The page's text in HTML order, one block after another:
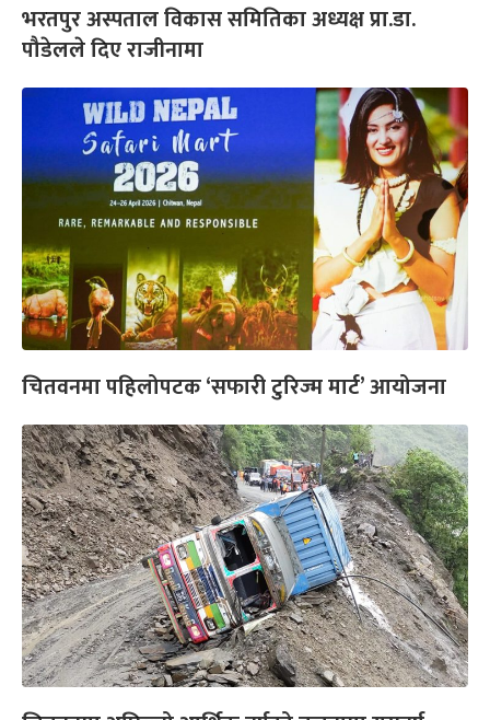
भरतपुर अस्पताल विकास समितिका अध्यक्ष प्रा.डा.
पौडेलले दिए राजीनामा
चितवनमा पहिलोपटक ‘सफारी टुरिज्म मार्ट’ आयोजना